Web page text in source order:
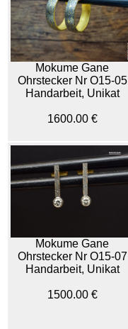
Mokume Gane
Ohrstecker Nr O15-05
Handarbeit, Unikat
1600.00 €
Mokume Gane
Ohrstecker Nr O15-07
Handarbeit, Unikat
1500.00 €